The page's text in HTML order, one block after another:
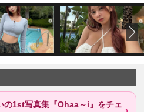
の1st写真集『Ohaa～i』をチェ